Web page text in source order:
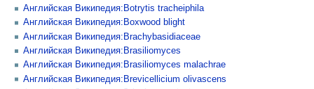
Английская Википедия:Botrytis tracheiphila
Английская Википедия:Boxwood blight
Английская Википедия:Brachybasidiaceae
Английская Википедия:Brasiliomyces
Английская Википедия:Brasiliomyces malachrae
Английская Википедия:Brevicellicium olivascens